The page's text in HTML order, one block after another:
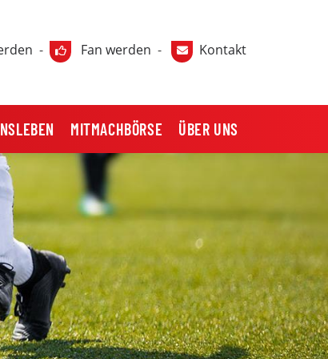
- Fan werden - Kontakt
MITMACHBÖRSE ÜBER UNS